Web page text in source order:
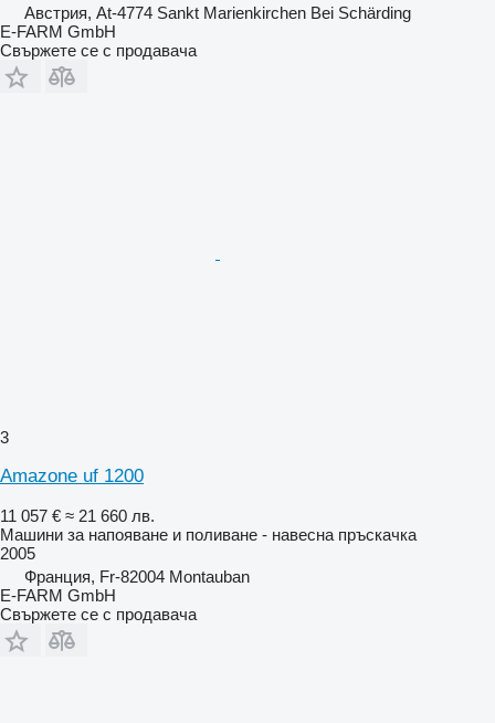
Австрия, At-4774 Sankt Marienkirchen Bei Schärding
E-FARM GmbH
Свържете се с продавача
3
Amazone uf 1200
11 057 € ≈ 21 660 лв.
Машини за напояване и поливане - навесна пръскачка
2005
Франция, Fr-82004 Montauban
E-FARM GmbH
Свържете се с продавача